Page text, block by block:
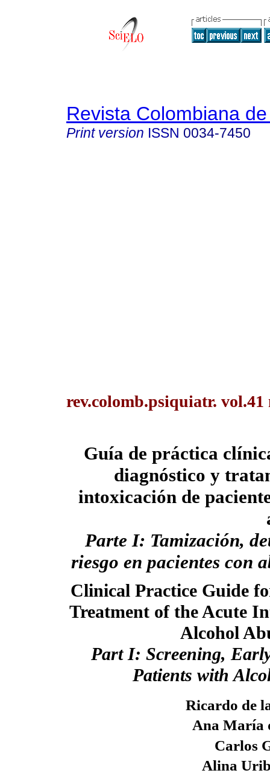
Revista Colombiana
Print version ISSN 0034-7450
rev.colomb.psiquiatr. vol.41
Guía de práctica
diagnóstico y
intoxicación de
Parte I: Tamización,
riesgo en pacientes con
Clinical Practice Guide
Treatment of the Acute
Alcohol
Part I: Screening,
Patients with
Ricardo de
Ana María
Carlos
Alina